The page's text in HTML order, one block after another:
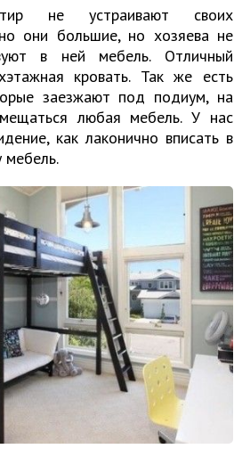
не устраивают своих
они большие, но хозяева не
в ней мебель. Отличный
кровать. Так же есть
заезжают под подиум, на
любая мебель. У нас
как лаконично вписать в